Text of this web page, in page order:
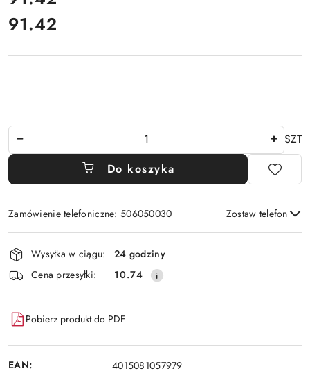
Cena:
91.42
SZT
Do koszyka
Zamówienie telefoniczne: 506050030 Zostaw telefon
Wyślij
Dostępność
i
dostawa
Wysyłka w ciągu:
24 godziny
Cena przesyłki:
10.74
Pobierz produkt do PDF
EAN: 4015081057979